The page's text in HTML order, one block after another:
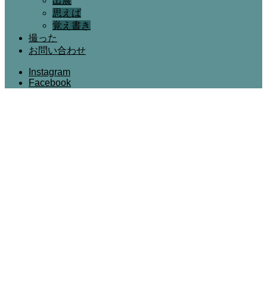
思えば
覚え書き
撮った
お問い合わせ
Instagram
Facebook